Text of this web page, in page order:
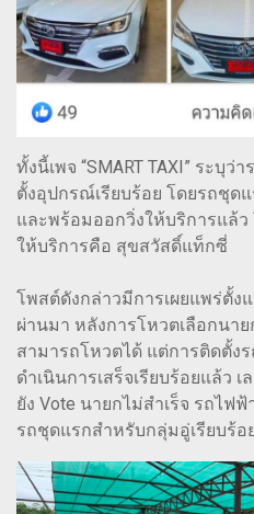
ทั้งนี้เพจ “SMART TAXI” ระบุ
ตั้งอุปกรณ์เรียบร้อย โดยรถชุ
และพร้อมออกวิ่งให้บริการแล้ว
ให้บริการคือ สุขสวัสดิ์แท็กซี่
โพสต์ดังกล่าวมีการเผยแพร่ตั้ง
ผ่านมา หลังการโหวตเลือกนา
สามารถโหวตได้ แต่การติดตั้ง
ดำเนินการเสร็จเรียบร้อยแล้ว
ยัง Vote นายกไม่สำเร็จ รถไฟ
รถชุดแรกสำหรับกลุ่มอู่เรียบร้อ